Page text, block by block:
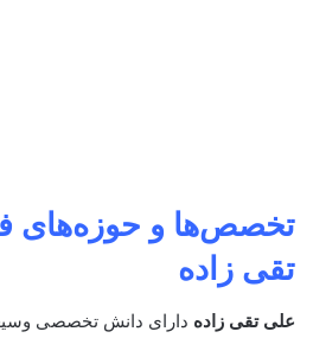
تخصص‌ها و حوزه‌های
تقی زاده
علی تقی زاده دارای دانش تخصصی